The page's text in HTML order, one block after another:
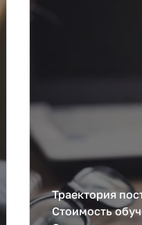
Траектория
Стоимость